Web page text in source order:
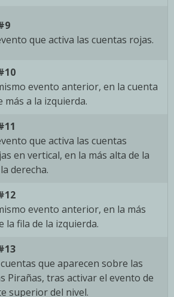
que activa las cuentas rojas.
evento anterior, en la cuenta
más a la izquierda.
que activa las cuentas
en vertical, en la más alta de la
derecha.
evento anterior, en la más
la fila de la izquierda.
que aparecen sobre las
Pirañas, tras activar el evento de
superior del nivel.